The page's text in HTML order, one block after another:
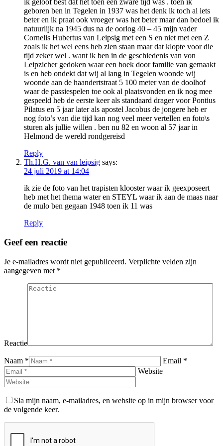
ik geloof best dat het toen een zware tijd was . toen ik
geboren ben in Tegelen in 1937 was het denk ik toch al iets
beter en ik praat ook vroeger was het beter maar dan bedoel ik
natuurlijk na 1945 dus na de oorlog 40 – 45 mijn vader
Cornelis Hubertus van Leipsig met een S en niet met een Z
zoals ik het wel eens heb zien staan maar dat klopte voor die
tijd zeker wel . want ik ben in de geschiedenis van von
Leipzicher gedoken waar een boek door familie van gemaakt
is en heb ondekt dat wij al lang in Tegelen woonde wij
woonde aan de haandertstraat 5 100 meter van de doolhof
waar de passiespelen toe ook al plaatsvonden en ik nog mee
gespeeld heb de eerste keer als standaard drager voor Pontius
Pilatus en 5 jaar later als apostel Jacobus de jongere heb er
nog foto’s van die tijd kan nog veel meer vertellen en foto\s
sturen als jullie willen . ben nu 82 en woon al 57 jaar in
Helmond de wereld rondgereisd
Reply
Th.H.G. van van leipsig says:
24 juli 2019 at 14:04
ik zie de foto van het trapisten klooster waar ik geexposeert
heb met het thema water en STEYL waar ik aan de maas naar
de mulo ben gegaan 1948 toen ik 11 was
Reply
Geef een reactie
Je e-mailadres wordt niet gepubliceerd. Verplichte velden zijn
aangegeven met *
Reactie
Naam *
Email *
Website
Sla mijn naam, e-mailadres, en website op in mijn browser voor
de volgende keer.